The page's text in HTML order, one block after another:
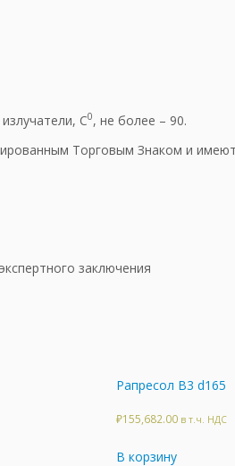
C0, не более – 90.
Торговым Знаком и
заключения
Рапресол В3 d165
₽155,682.00 в т.ч. НДС
В корзину